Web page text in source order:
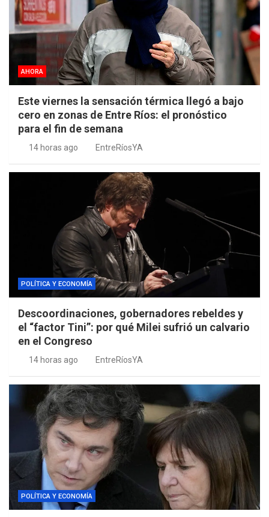
AHORA
Este viernes la sensación térmica llegó a bajo
cero en zonas de Entre Ríos: el pronóstico
para el fin de semana
14 horas ago EntreRíosYA
POLÍTICA Y ECONOMÍA
Descoordinaciones, gobernadores rebeldes y
el “factor Tini”: por qué Milei sufrió un calvario
en el Congreso
14 horas ago EntreRíosYA
POLÍTICA Y ECONOMÍA